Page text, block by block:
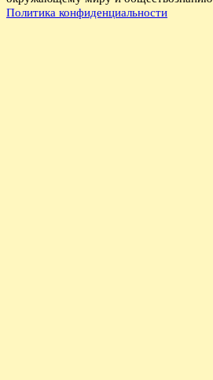
Политика конфиденциальности